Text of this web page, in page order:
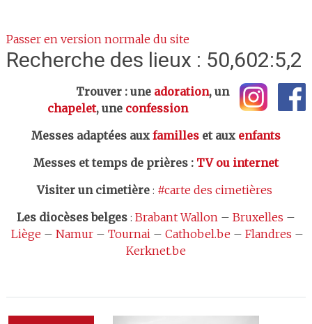
Passer en version normale du site
Recherche des lieux : 50,602:5,2
Trouver : une adoration, un
chapelet, une confession
Messes adaptées aux familleset aux enfants
Messes et temps de prières: TV ou internet
Visiter un cimetière: #carte des cimetières
Les diocèses belges: Brabant Wallon– Bruxelles –
Liège – Namur– Tournai– Cathobel.be – Flandres –
Kerknet.be